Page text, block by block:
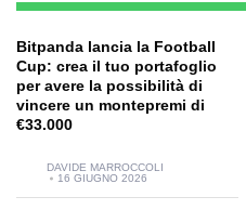
Bitpanda lancia la Football
Cup: crea il tuo portafoglio
per avere la possibilità di
vincere un montepremi di
€33.000
DAVIDE MARROCCOLI
16 GIUGNO 2026